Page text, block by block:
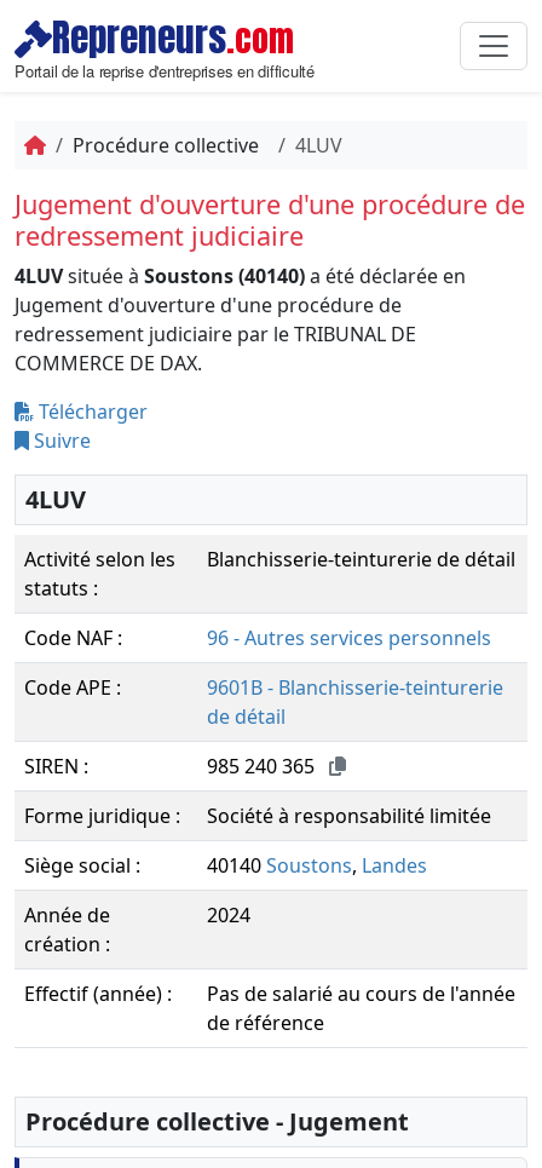
Repreneurs.com
Portail de la reprise d'entreprises en difficulté
Procédure collective 4LUV
Jugement d'ouverture d'une procédure de
redressement judiciaire
4LUVsituée à Soustons (40140)a été déclarée en
Jugement d'ouverture d'une procédure de
redressement judiciaire par le TRIBUNAL DE
COMMERCE DE DAX.
Télécharger
Suivre
4LUV
Activité selon les
statuts :
Blanchisserie-teinturerie de détail
Code NAF :
96 - Autres services personnels
Code APE :
9601B - Blanchisserie-teinturerie
de détail
SIREN :
985 240 365
Forme juridique :
Société à responsabilité limitée
Siège social :
40140Soustons, Landes
Année de
création :
2024
Effectif (année) :
Pas de salarié au cours de l'année
de référence
Procédure collective - Jugement